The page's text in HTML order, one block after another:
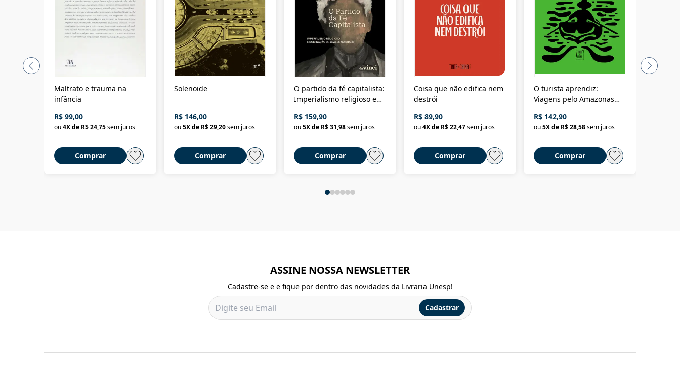
Maltrato e trauma na
infância
R$ 99,00
ou4X de R$ 24,75sem juros
Comprar
Solenoide
R$ 146,00
ou5X de R$ 29,20sem juros
Comprar
O partido da fé capitalista:
Imperialismo religioso e
Brasil
R$ 159,90
ou5X de R$ 31,98sem juros
Comprar
Coisa que não edifica nem
destrói
R$ 89,90
ou4X de R$ 22,47sem juros
Comprar
O turista aprendiz:
Viagens pelo Amazonas
até a Bolívia e por Marajó
até dizer chega
R$ 142,90
ou5X de R$ 28,58sem juros
Comprar
ASSINE NOSSA NEWSLETTER
Cadastre-se e e fique por dentro das novidades da Livraria Unesp!
Cadastrar